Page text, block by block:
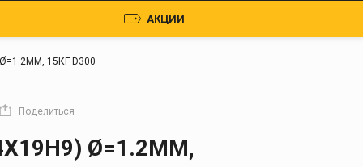
устройства
Инверторного типа
Трансформаторного
АКЦИИ
15КГ D300
Поделиться
Ø=1.2ММ,